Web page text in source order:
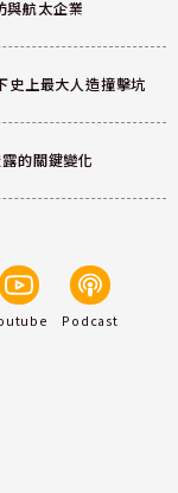
與航太企業
上最大人造撞擊坑
的關鍵變化
Podcast